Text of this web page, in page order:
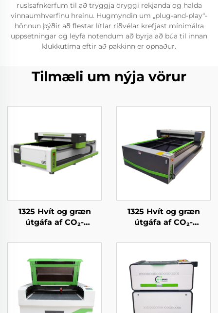
ruslsafnkerfum til að tryggja öryggi rekjanda og halda
vinnaumhverfinu hreinu. Hugmyndin um „plug-and-play“-
hönnun þýðir að flestar lítlar ríðvélar krefjast mínimálra
uppsetningar og leyfa notendum að byrja að búa til innan
klukkutíma eftir að pakkinn er opnaður.
Tilmæli um nýja vörur
1325 Hvít og græn
útgáfa af CO₂-
ríðvél fyrir akryl, við,
1325 Hvít og græn
útgáfa af CO₂-
ríðvél fyrir akryl, við,